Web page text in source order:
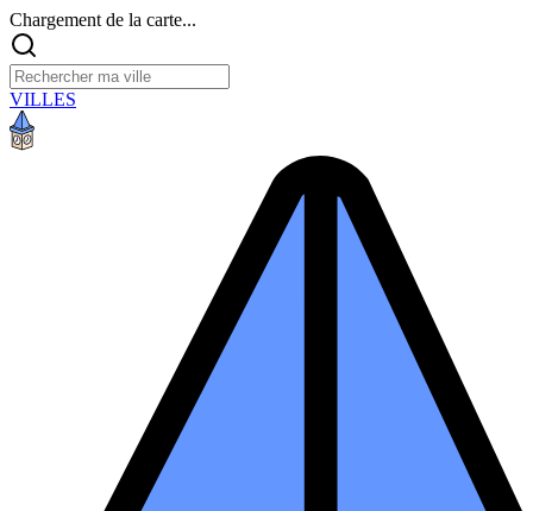
Chargement de la carte...
VILLES